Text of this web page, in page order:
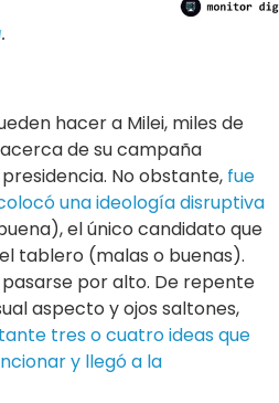
.
hacer a Milei, miles de
de su campaña
No obstante, fue
una ideología disruptiva
el único candidato que
tablero (malas o buenas).
por alto. De repente
aspecto y ojos saltones,
tres o cuatro ideas que
y llegó a la